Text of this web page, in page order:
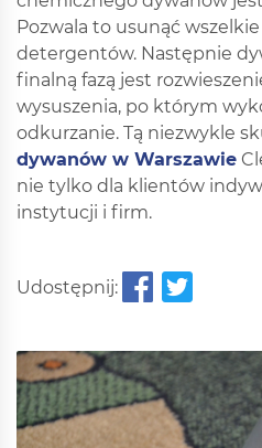
Pozwala to usunąć
detergentów. Następnie
finalną fazą jest
wysuszenia, po którym
odkurzanie. Tą niezwykle
dywanów w Warszawie
nie tylko dla klientów
instytucji i firm.
Udostępnij: